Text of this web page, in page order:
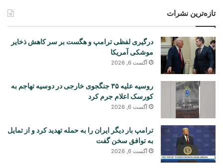
تازه‌ترین نشرات
درگیری لفظی ترامپ و هگست بر سر کاهش ذخایر
موشکی آمریکا
آگست 6, 2026
روسیه علیه ۳۵ جنگجوی خارجی در دوسیه تهاجم به
کورسک اعلام جرم کرد
آگست 6, 2026
ترامپ بار دیگر ایران را به حمله تهدید کرد و از تمایل
به توافق سخن گفت
آگست 6, 2026